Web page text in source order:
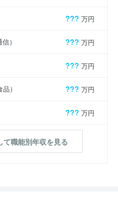
??? 万円
） ??? 万円
??? 万円
） ??? 万円
??? 万円
て職能別年収を見る